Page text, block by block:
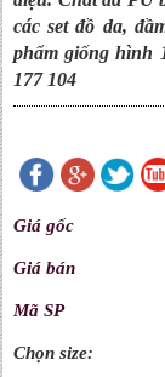
các set đồ da,
phẩm giống hình
177 104
Giá gốc
Giá bán
Mã SP
Chọn size: